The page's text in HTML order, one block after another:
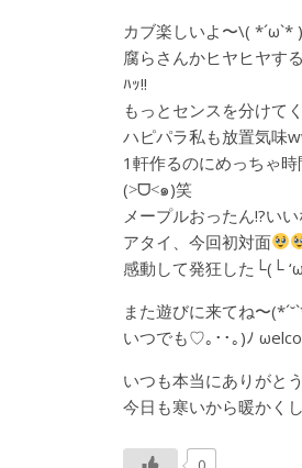
カブ楽しいよ〜\( *´ω`*
腐らさんかヒヤヒヤす
ﾊｯ!!
もっとセンスを分けて
ハピパラ私も放置気味
1軒作るのにめっちゃ時
(˃ᗜ˂๑)笑
メープルおったん!?いい
アタイ、今回初対面
感動して発狂した└(└
また遊びに来てね〜
いつでも♡｡･･｡)ﾉ
いつも本当にありがと
今日も寒いから暖かく